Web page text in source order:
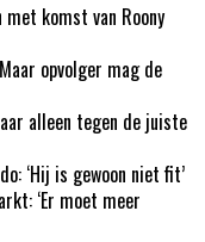
met komst van Roony
opvolger mag de
alleen tegen de juiste
‘Hij is gewoon niet fit’
‘Er moet meer